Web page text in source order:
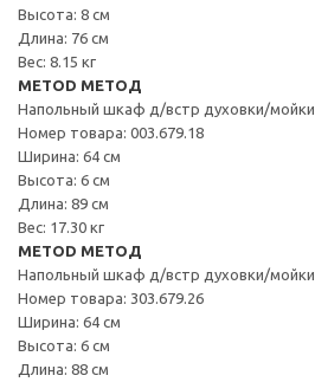
Высота: 8 см
Длина: 76 см
Вес: 8.15 кг
METOD МЕТОД
Напольный шкаф д/встр духовки/мойки
Номер товара: 003.679.18
Ширина: 64 см
Высота: 6 см
Длина: 89 см
Вес: 17.30 кг
METOD МЕТОД
Напольный шкаф д/встр духовки/мойки
Номер товара: 303.679.26
Ширина: 64 см
Высота: 6 см
Длина: 88 см